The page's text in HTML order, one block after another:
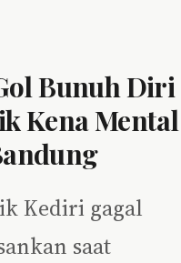
Bunuh Diri
Kena Mental
Kediri gagal
saat